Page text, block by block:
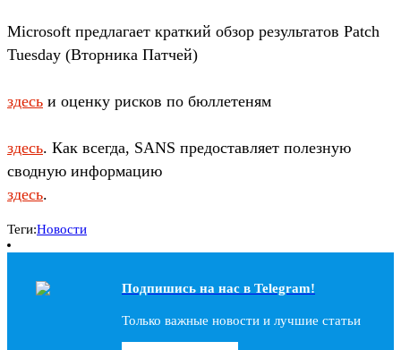
Microsoft предлагает краткий обзор результатов Patch
Tuesday (Вторника Патчей)
здесь и оценку рисков по бюллетеням
здесь. Как всегда, SANS предоставляет полезную
сводную информацию
здесь.
Теги:Новости
Подпишись на наc в Telegram!
Только важные новости и лучшие статьи